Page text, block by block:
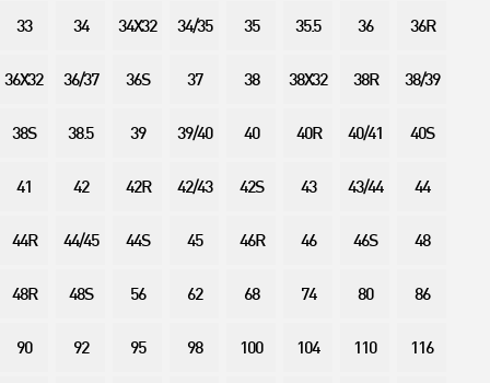
33 34 34X32 34/35 35 35.5 36 36R
36X32 36/37 36S 37 38 38X32 38R 38/39
38S 38.5 39 39/40 40 40R 40/41 40S
41 42 42R 42/43 42S 43 43/44 44
44R 44/45 44S 45 46R 46 46S 48
48R 48S 56 62 68 74 80 86
90 92 95 98 100 104 110 116